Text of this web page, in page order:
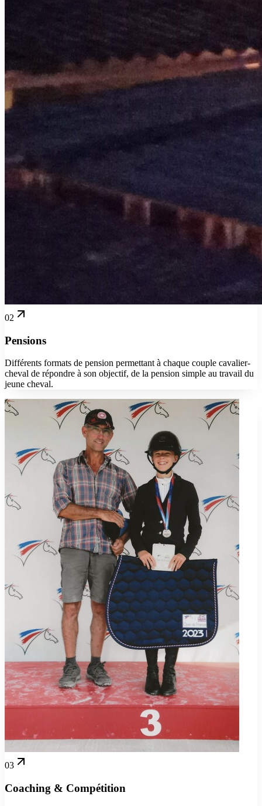
02
Pensions
Différents formats de pension permettant à chaque couple cavalier-
cheval de répondre à son objectif, de la pension simple au travail du
jeune cheval.
03
Coaching & Compétition